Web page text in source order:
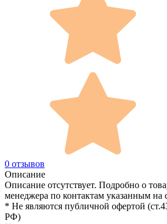
0 отзывов
Описание
Описание отсутствует. Подробно о
менеджера по контактам указанным на
* Не являются публичной офертой
РФ)